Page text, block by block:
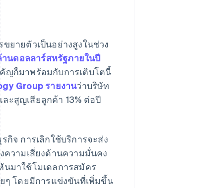
ยายตัวเป็นอย่างสูงในช่วง
านดอลลาร์สหรัฐภายในปี
ญก็มาพร้อมกับการเติบโตนี้
Group รายงานว่าบริษัท
ะสูญเสียลูกค้า 13% ต่อปี
จ การเลิกใช้บริการจะส่ง
วามเสี่ยงด้านความมั่นคง
มาใช้โมเดลการสมัคร
ๆ โดยมีการแข่งขันที่เพิ่มขึ้น